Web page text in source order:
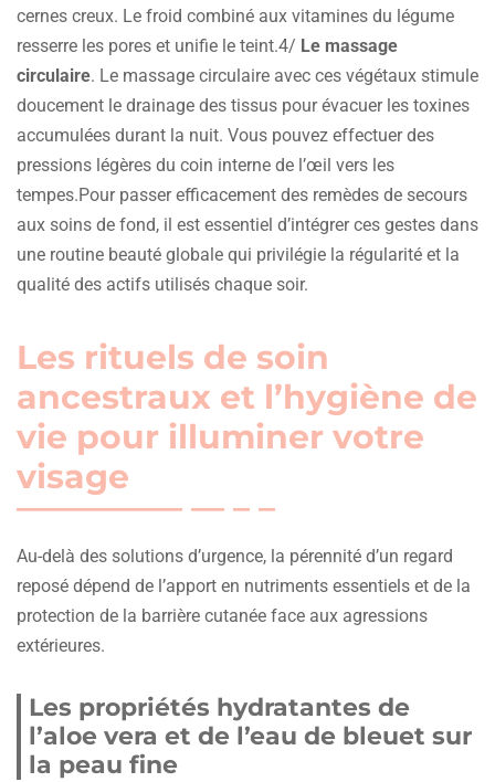
cernes creux. Le froid combiné aux vitamines du légume
resserre les pores et unifie le teint.4/ Le massage
circulaire. Le massage circulaire avec ces végétaux stimule
doucement le drainage des tissus pour évacuer les toxines
accumulées durant la nuit. Vous pouvez effectuer des
pressions légères du coin interne de l’œil vers les
tempes.Pour passer efficacement des remèdes de secours
aux soins de fond, il est essentiel d’intégrer ces gestes dans
une routine beauté globale qui privilégie la régularité et la
qualité des actifs utilisés chaque soir.
Les rituels de soin
ancestraux et l’hygiène de
vie pour illuminer votre
visage
Au-delà des solutions d’urgence, la pérennité d’un regard
reposé dépend de l’apport en nutriments essentiels et de la
protection de la barrière cutanée face aux agressions
extérieures.
Les propriétés hydratantes de
l’aloe vera et de l’eau de bleuet sur
la peau fine